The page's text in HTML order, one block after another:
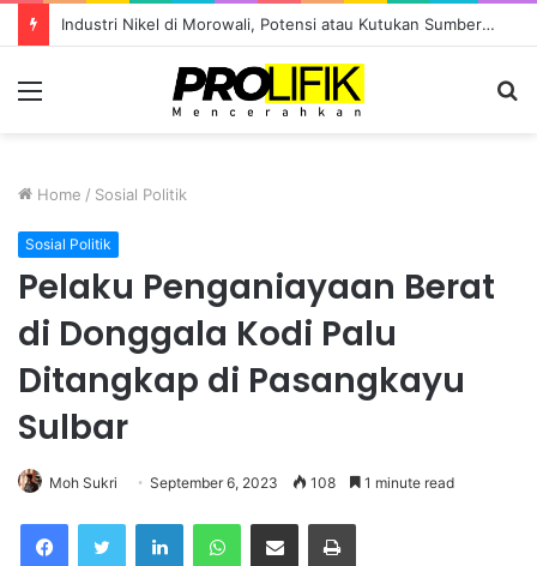
Industri Nikel di Morowali, Potensi atau Kutukan Sumber Daya?
Menu
Home / Sosial Politik
Sosial Politik
Pelaku Penganiayaan Berat
di Donggala Kodi Palu
Ditangkap di Pasangkayu
Sulbar
Moh Sukri September 6, 2023 108 1 minute read
FacebookTwitter LinkedInWhatsAppShare via Email Print